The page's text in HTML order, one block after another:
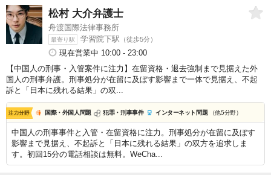
松村 大介弁護士
舟渡国際法律事務所
最寄り駅 学習院下駅 （徒歩5分）
現在営業中 10:00 - 23:00
【中国人の刑事・入管案件に注力】在留資格・退去強制まで見据えた外
国人の刑事弁護。刑事処分が在留に及ぼす影響まで一体で見据え、不起
訴と「日本に残れる結果」の双...
国際・外国人問題 犯罪・刑事事件 インターネット問題 （他5分野）
中国人の刑事事件と入管・在留資格に注力。刑事処分が在留に及ぼす
影響まで見据え、不起訴と「日本に残れる結果」の双方を追求しま
す。初回15分の電話相談は無料。WeCha...